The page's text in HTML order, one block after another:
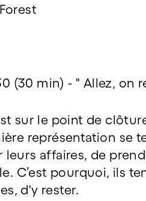
(30 min) - " Allez, on
sur le point de
représentation se
affaires, de
C’est pourquoi, ils
d'y rester.